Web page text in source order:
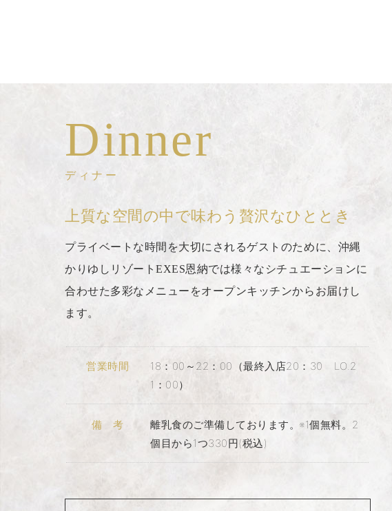
Dinner
ディナー
上質な空間の中で味わう贅沢なひととき
プライベートな時間を大切にされるゲストのために、沖縄
かりゆしリゾートEXES恩納では様々なシチュエーションに
合わせた多彩なメニューをオープンキッチンからお届けし
ます。
営業時間
18：00～22：00（最終入店20：30 LO.2
1：00）
備 考
離乳食のご準備しております。※1個無料。2
個目から1つ330円(税込)